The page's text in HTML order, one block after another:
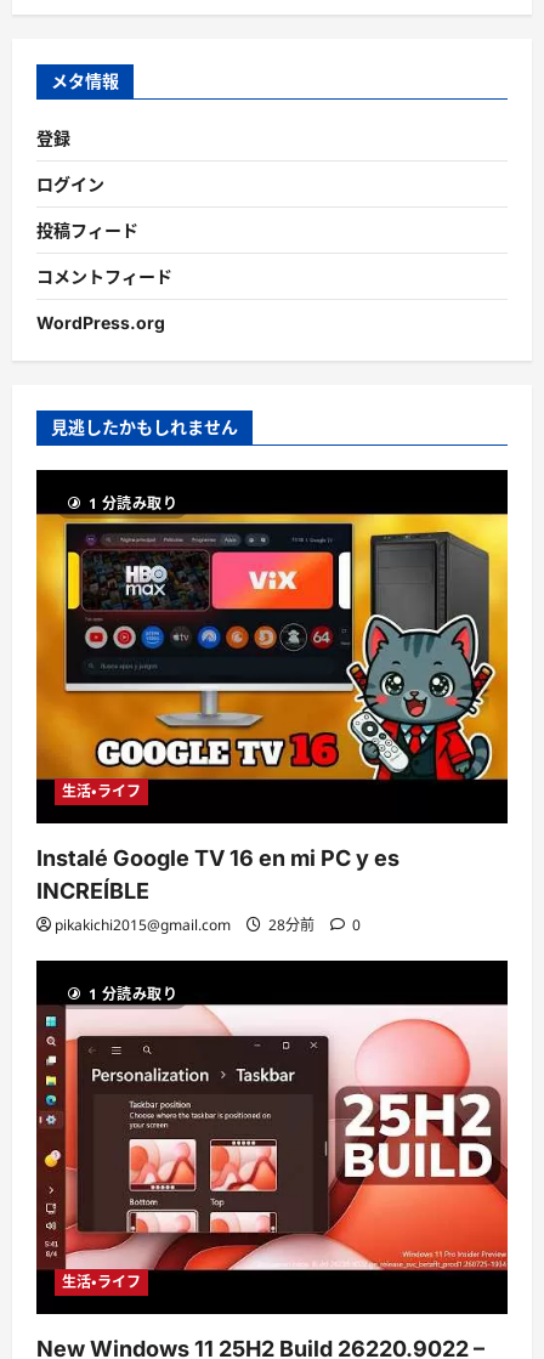
カ
ブ
メタ情報
登録
ログイン
投稿フィード
コメントフィード
WordPress.org
見逃したかもしれません
1 分読み取り
生活・ライフ
Instalé Google TV 16 en mi PC y es
INCREÍBLE
pikakichi2015@gmail.com 28分前 0
1 分読み取り
生活・ライフ
New Windows 11 25H2 Build 26220.9022 –